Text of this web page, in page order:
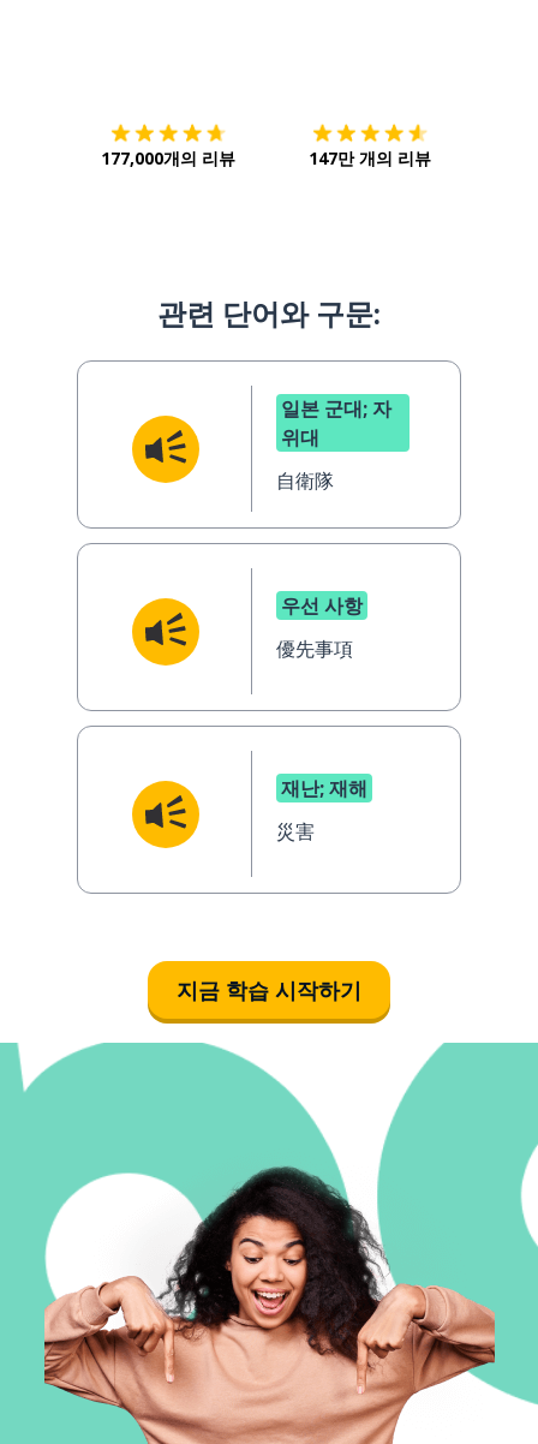
177,000개의 리뷰 147만 개의 리뷰
관련 단어와 구문:
일본 군대; 자
위대
自衛隊
우선 사항
優先事項
재난; 재해
災害
지금 학습 시작하기